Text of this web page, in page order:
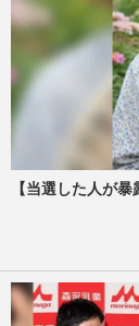
【当選した人が